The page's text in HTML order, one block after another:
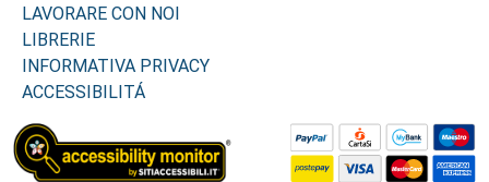
LAVORARE CON NOI
LIBRERIE
INFORMATIVA PRIVACY
ACCESSIBILITÁ